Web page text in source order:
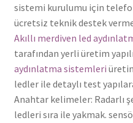
sistemi kurulumu için
ücretsiz teknik destek
Akıllı merdiven led
tarafından yerli üretim
aydınlatma sistemleri
ledler ile detaylı test
Anahtar kelimeler: Radarlı
ledleri sıra ile yakmak.